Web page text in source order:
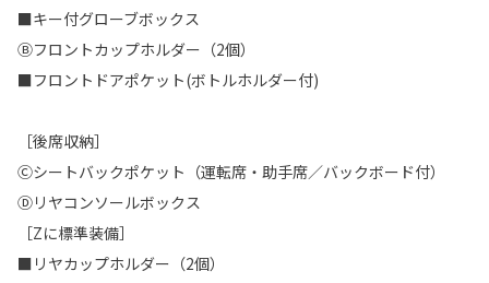
■キー付グローブボックス
Ⓑフロントカップホルダー（2個）
■フロントドアポケット(ボトルホルダー付)
［後席収納］
Ⓒシートバックポケット（運転席・助手席／バックボード付）
Ⓓリヤコンソールボックス
［Zに標準装備］
■リヤカップホルダー（2個）